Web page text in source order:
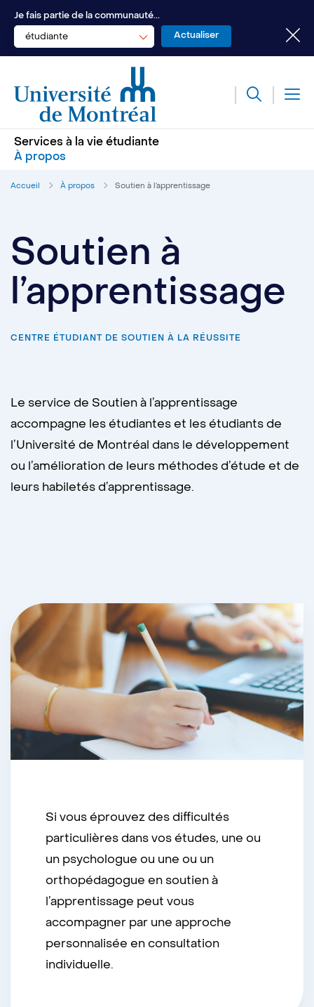
Je fais partie de la communauté...
étudiante
Services à la vie étudiante
À propos
Accueil À propos Soutien à l’apprentissage
Soutien à
l’apprentissage
CENTRE ÉTUDIANT DE SOUTIEN À LA RÉUSSITE
Le service de Soutien à l’apprentissage
accompagne les étudiantes et les étudiants de
l’Université de Montréal dans le développement
ou l’amélioration de leurs méthodes d’étude et de
leurs habiletés d’apprentissage.
Si vous éprouvez des difficultés
particulières dans vos études, une ou
un psychologue ou une ou un
orthopédagogue en soutien à
l’apprentissage peut vous
accompagner par une approche
personnalisée en consultation
individuelle.